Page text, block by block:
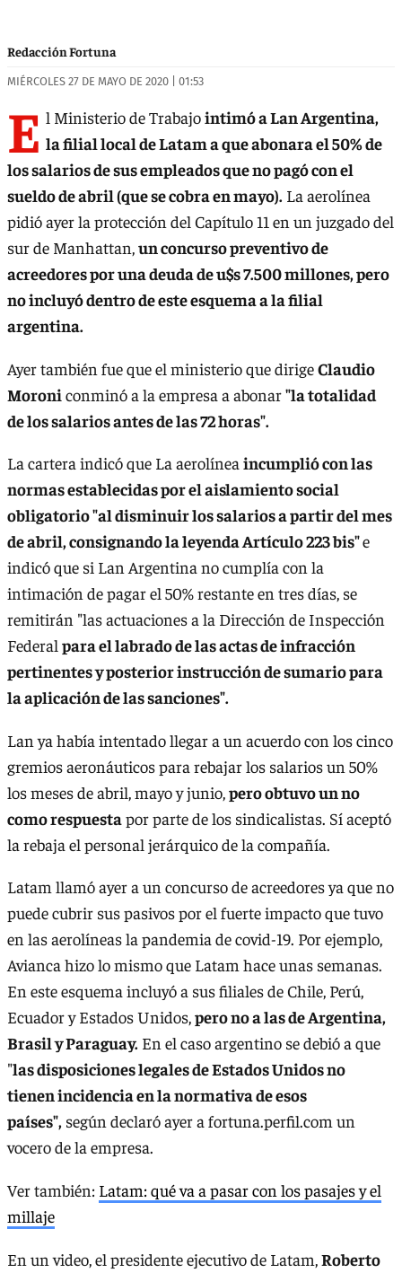
Redacción Fortuna
MIÉRCOLES 27 DE MAYO DE 2020 | 01:53
E l Ministerio de Trabajointimó a Lan Argentina,
la filial local de Latam a que abonara el 50% de
los salarios de sus empleados que no pagó con el
sueldo de abril (que se cobra en mayo). La aerolínea
pidió ayer la protección del Capítulo 11 en un juzgado del
sur de Manhattan,un concurso preventivo de
acreedores por una deuda de u$s 7.500 millones, pero
no incluyó dentro de este esquema a la filial
argentina.
Ayer también fue que el ministerio que dirigeClaudio
Moroni conminó a la empresa a abonar"la totalidad
de los salarios antes de las 72 horas".
La cartera indicó que La aerolínea incumplió con las
normas establecidas por el aislamiento social
obligatorio "al disminuir los salarios a partir del mes
de abril, consignando la leyenda Artículo 223 bis"e
indicó que si Lan Argentina no cumplía con la
intimación de pagar el 50% restante en tres días, se
remitirán "las actuaciones a la Dirección de Inspección
Federal para el labrado de las actas de infracción
pertinentes y posterior instrucción de sumario para
la aplicación de las sanciones".
Lan ya había intentado llegar a un acuerdo con los cinco
gremios aeronáuticos para rebajar los salarios un 50%
los meses de abril, mayo y junio,pero obtuvo un no
como respuestapor parte de los sindicalistas. Sí aceptó
la rebaja el personal jerárquico de la compañía.
Latam llamó ayer a un concurso de acreedores ya que no
puede cubrir sus pasivos por el fuerte impacto que tuvo
en las aerolíneas la pandemia de covid-19. Por ejemplo,
Avianca hizo lo mismo que Latam hace unas semanas.
En este esquema incluyó a sus filiales de Chile, Perú,
Ecuador y Estados Unidos,pero no a las de Argentina,
Brasil y Paraguay. En el caso argentino se debió a que
"las disposiciones legales de Estados Unidos no
tienen incidencia en la normativa de esos
países", según declaró ayer a fortuna.perfil.com un
vocero de la empresa.
Ver también: Latam: qué va a pasar con los pasajes y el
millaje
En un video, el presidente ejecutivo de Latam, Roberto